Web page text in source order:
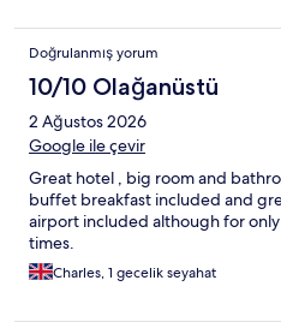
Doğrulanmış yorum
10/10 Olağanüstü
2 Ağustos 2026
Google ile çevir
Great hotel , big room and
buffet breakfast included and
airport included although for
times.
Charles, 1 gecelik seyahat